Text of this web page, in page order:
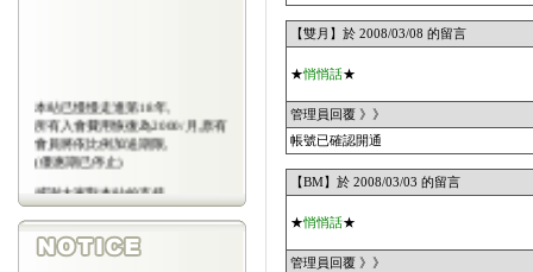
本站已慢慢走進第18年,
所有入會費用恢復為2000/月,原有
會員將依比例加送期限,
(優惠期已停止)
感謝大家對本站的支持
(包年優惠期已停止)
【雙月】於 2008/03/08 的留言
★悄悄話★
管理員回覆 》》
帳號已確認開通
【BM】於 2008/03/03 的留言
★悄悄話★
管理員回覆 》》